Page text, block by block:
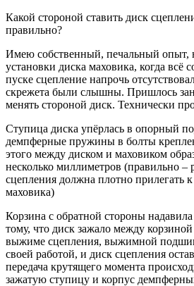
Какой стороной ставить диск
правильно?
Имею собственный, печальный опыт,
установки диска маховика, когда всё
пуске сцепление напрочь
скрежета были слышны. Пришлось
менять стороной диск. Технически
Ступица диска упёрлась в опорный
демпферные пружины в болты
этого между диском и маховиком
несколько миллиметров (правильно –
сцепления должна плотно прилегать
маховика)
Корзина с обратной стороны
тому, что диск зажало между
выжиме сцепления, выжимной
своей работой, и диск сцепления
передача крутящего момента
зажатую ступицу и корпус